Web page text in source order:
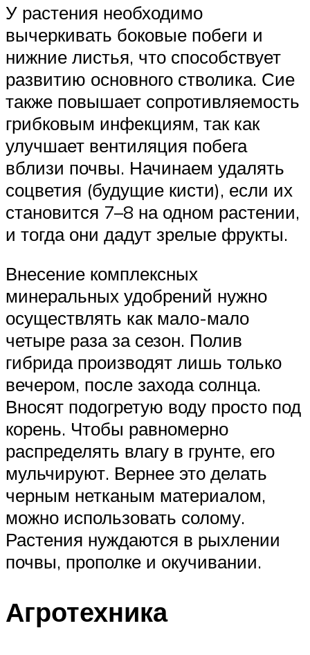
У растения необходимо
вычеркивать боковые побеги и
нижние листья, что способствует
развитию основного стволика. Сие
также повышает сопротивляемость
грибковым инфекциям, так как
улучшает вентиляция побега
вблизи почвы. Начинаем удалять
соцветия (будущие кисти), если их
становится 7–8 на одном растении,
и тогда они дадут зрелые фрукты.
Внесение комплексных
минеральных удобрений нужно
осуществлять как мало-мало
четыре раза за сезон. Полив
гибрида производят лишь только
вечером, после захода солнца.
Вносят подогретую воду просто под
корень. Чтобы равномерно
распределять влагу в грунте, его
мульчируют. Вернее это делать
черным нетканым материалом,
можно использовать солому.
Растения нуждаются в рыхлении
почвы, прополке и окучивании.
Агротехника